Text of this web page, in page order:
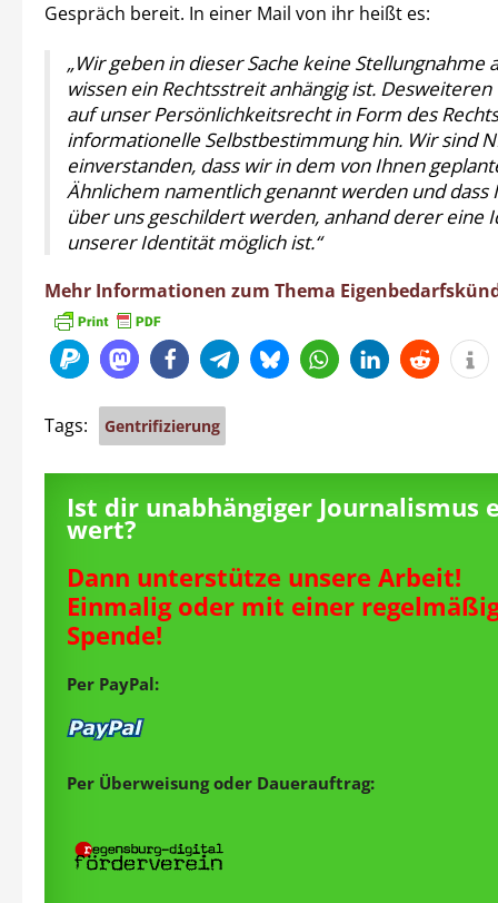
Gespräch bereit. In einer Mail von ihr heißt es:
„Wir geben in dieser Sache keine Stellungnahme
wissen ein Rechtsstreit anhängig ist. Desweiteren
auf unser Persönlichkeitsrecht in Form des
informationelle Selbstbestimmung hin. Wir sind
einverstanden, dass wir in dem von Ihnen
Ähnlichem namentlich genannt werden und
über uns geschildert werden, anhand derer eine
unserer Identität möglich ist.“
Mehr Informationen zum Thema
Tags: Gentrifizierung
Ist dir unabhängiger Journalismus
wert?
Dann unterstütze unsere Arbeit!
Einmalig oder mit einer
Spende!
Per PayPal:
Per Überweisung oder Dauerauftrag: